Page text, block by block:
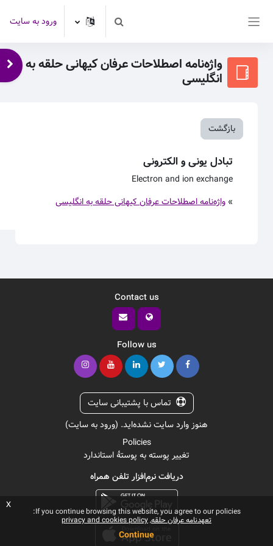
Toggle search inputورود به سایت
واژه‌نامه اصطلاحات عرفان کیهانی حلقه به
انگلیسی
بازگشت
تبادل یونی و الکترونی
Electron and ion exchange
» واژه‌نامه اصطلاحات عرفان کیهانی حلقه به انگلیسی
Contact us
Follow us
تماس با پشتیبانی سایت
هنوز وارد سایت نشده‌اید. (ورود به سایت)
Policies
تغییر پوسته به پوستهٔ استاندارد
دریافت نرم‌افزار تلفن همراه
If you continue browsing this website, you agree to our policies:
تعهدنامه عرفان حلقه privacy and cookies policy
Continue
x